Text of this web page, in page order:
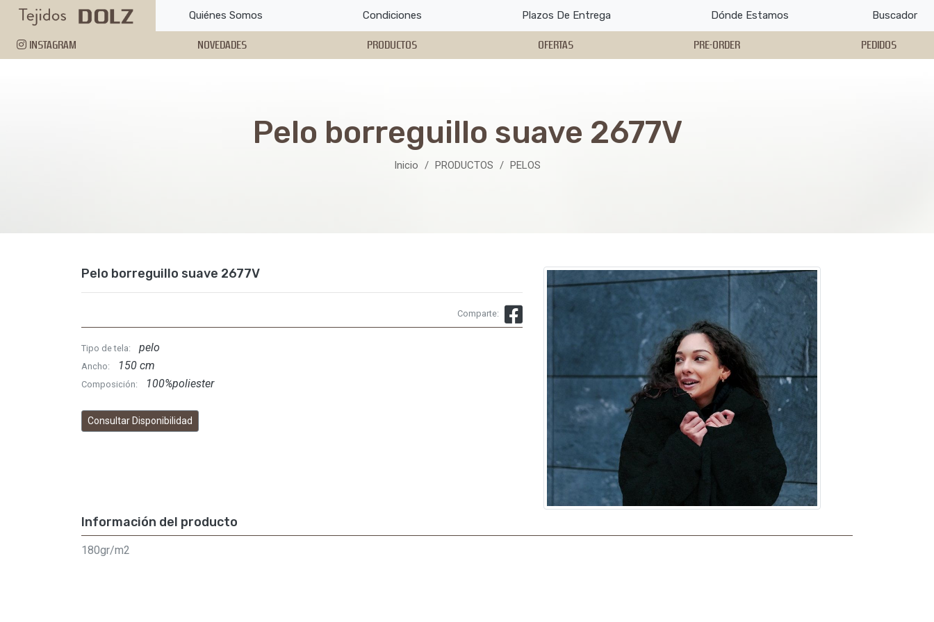
Quiénes Somos Condiciones Plazos De Entrega Dónde Estamos Buscador
INSTAGRAM NOVEDADES PRODUCTOS OFERTAS PRE-ORDER PEDIDOS
Pelo borreguillo suave 2677V
Inicio PRODUCTOS PELOS
Pelo borreguillo suave 2677V
Comparte:
Tipo de tela: pelo
Ancho: 150 cm
Composición: 100%poliester
Consultar Disponibilidad
Información del producto
180gr/m2